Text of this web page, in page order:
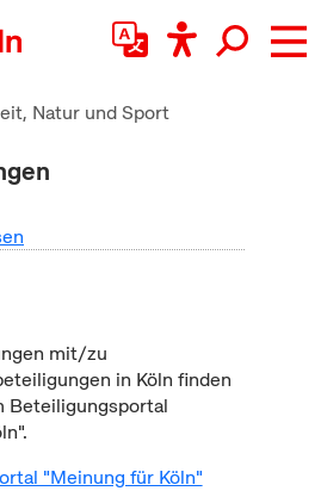
Natur und Sport
mit/zu
in Köln finden
Beteiligungsportal
"Meinung für Köln"